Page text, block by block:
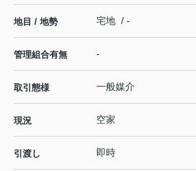
地目 / 地勢 宅地 / -
管理組合有無 -
取引態様 一般媒介
現況 空家
引渡し 即時